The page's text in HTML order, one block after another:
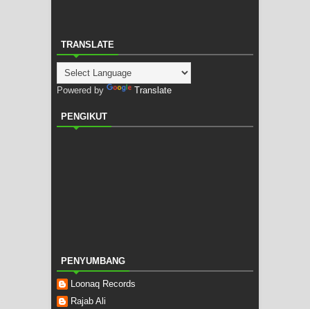
TRANSLATE
Powered by Translate
PENGIKUT
PENYUMBANG
Loonaq Records
Rajab Ali